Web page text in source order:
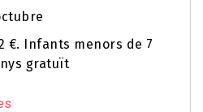
€. Infants menors de 7
gratuït